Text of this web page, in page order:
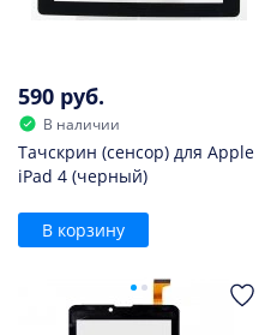
590 руб.
В наличии
Тачскрин (сенсор) для Apple
iPad 4 (черный)
В корзину